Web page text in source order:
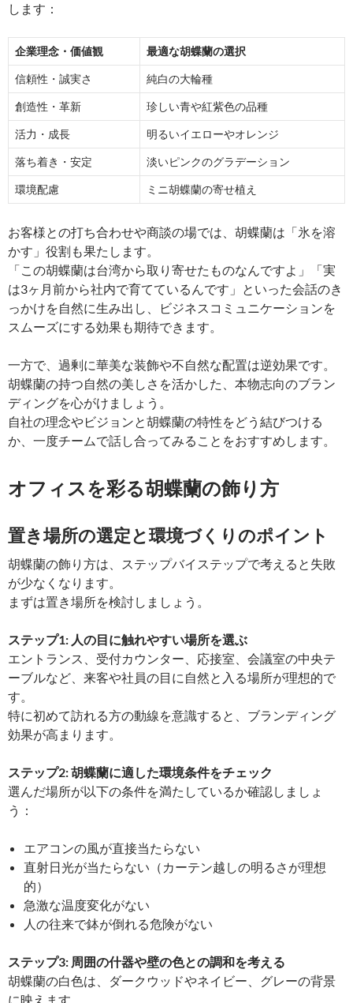
します：
企業理念・価値観 最適な胡蝶蘭の選択
信頼性・誠実さ 純白の大輪種
創造性・革新 珍しい青や紅紫色の品種
活力・成長 明るいイエローやオレンジ
落ち着き・安定 淡いピンクのグラデーション
環境配慮 ミニ胡蝶蘭の寄せ植え
お客様との打ち合わせや商談の場では、胡蝶蘭は「氷を溶
かす」役割も果たします。
「この胡蝶蘭は台湾から取り寄せたものなんですよ」「実
は3ヶ月前から社内で育てているんです」といった会話のき
っかけを自然に生み出し、ビジネスコミュニケーションを
スムーズにする効果も期待できます。
一方で、過剰に華美な装飾や不自然な配置は逆効果です。
胡蝶蘭の持つ自然の美しさを活かした、本物志向のブラン
ディングを心がけましょう。
自社の理念やビジョンと胡蝶蘭の特性をどう結びつける
か、一度チームで話し合ってみることをおすすめします。
オフィスを彩る胡蝶蘭の飾り方
置き場所の選定と環境づくりのポイント
胡蝶蘭の飾り方は、ステップバイステップで考えると失敗
が少なくなります。
まずは置き場所を検討しましょう。
ステップ1: 人の目に触れやすい場所を選ぶ
エントランス、受付カウンター、応接室、会議室の中央テ
ーブルなど、来客や社員の目に自然と入る場所が理想的で
す。
特に初めて訪れる方の動線を意識すると、ブランディング
効果が高まります。
ステップ2: 胡蝶蘭に適した環境条件をチェック
選んだ場所が以下の条件を満たしているか確認しましょ
う：
エアコンの風が直接当たらない
直射日光が当たらない（カーテン越しの明るさが理想
的）
急激な温度変化がない
人の往来で鉢が倒れる危険がない
ステップ3: 周囲の什器や壁の色との調和を考える
胡蝶蘭の白色は、ダークウッドやネイビー、グレーの背景
に映えます。